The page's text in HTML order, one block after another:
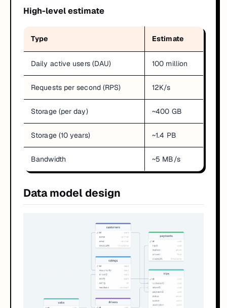
High-level estimate
Type Estimate
Daily active users (DAU) 100 million
Requests per second (RPS) 12K/s
Storage (per day) ~400 GB
Storage (10 years) ~1.4 PB
Bandwidth ~5 MB/s
Data model design